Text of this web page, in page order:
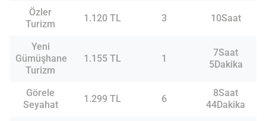
Özler
Turizm
1.120 TL 3 10Saat
Yeni
Gümüşhane
Turizm
1.155 TL 1
7Saat
5Dakika
Görele
Seyahat
1.299 TL 6
8Saat
44Dakika